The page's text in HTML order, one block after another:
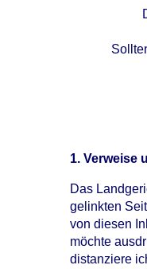
1. Verweise
Das
gelinkten
von diesen
möchte
distanziere